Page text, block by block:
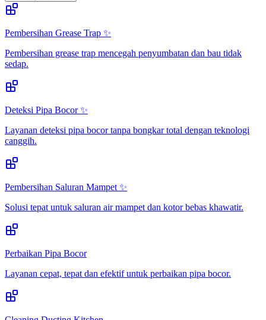
Pembersihan Grease Trap ✨
Pembersihan grease trap mencegah penyumbatan dan bau tidak
sedap.
Deteksi Pipa Bocor ✨
Layanan deteksi pipa bocor tanpa bongkar total dengan teknologi
canggih.
Pembersihan Saluran Mampet ✨
Solusi tepat untuk saluran air mampet dan kotor bebas khawatir.
Perbaikan Pipa Bocor
Layanan cepat, tepat dan efektif untuk perbaikan pipa bocor.